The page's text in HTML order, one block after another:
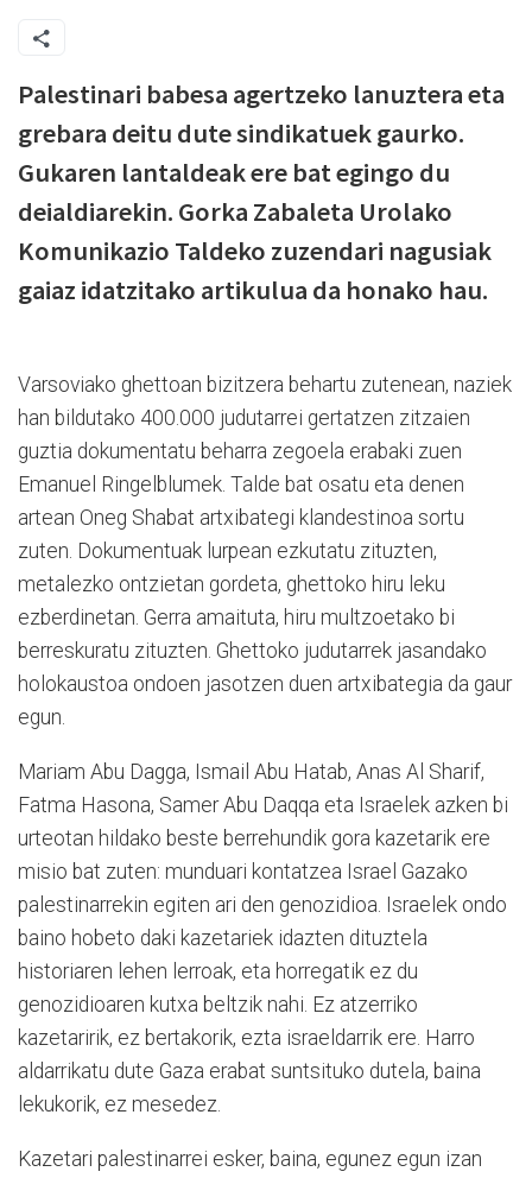
Palestinari babesa agertzeko lanuztera eta
grebara deitu dute sindikatuek gaurko.
Gukaren lantaldeak ere bat egingo du
deialdiarekin. Gorka Zabaleta Urolako
Komunikazio Taldeko zuzendari nagusiak
gaiaz idatzitako artikulua da honako hau.
Varsoviako ghettoan bizitzera behartu zutenean, naziek
han bildutako 400.000 judutarrei gertatzen zitzaien
guztia dokumentatu beharra zegoela erabaki zuen
Emanuel Ringelblumek. Talde bat osatu eta denen
artean Oneg Shabat artxibategi klandestinoa sortu
zuten. Dokumentuak lurpean ezkutatu zituzten,
metalezko ontzietan gordeta, ghettoko hiru leku
ezberdinetan. Gerra amaituta, hiru multzoetako bi
berreskuratu zituzten. Ghettoko judutarrek jasandako
holokaustoa ondoen jasotzen duen artxibategia da gaur
egun.
Mariam Abu Dagga, Ismail Abu Hatab, Anas Al Sharif,
Fatma Hasona, Samer Abu Daqqa eta Israelek azken bi
urteotan hildako beste berrehundik gora kazetarik ere
misio bat zuten: munduari kontatzea Israel Gazako
palestinarrekin egiten ari den genozidioa. Israelek ondo
baino hobeto daki kazetariek idazten dituztela
historiaren lehen lerroak, eta horregatik ez du
genozidioaren kutxa beltzik nahi. Ez atzerriko
kazetaririk, ez bertakorik, ezta israeldarrik ere. Harro
aldarrikatu dute Gaza erabat suntsituko dutela, baina
lekukorik, ez mesedez.
Kazetari palestinarrei esker, baina, egunez egun izan